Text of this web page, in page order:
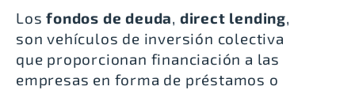
Losfondos de deuda, direct lending,
son vehículos de inversión colectiva
que proporcionan financiación a las
empresas en forma de préstamos o